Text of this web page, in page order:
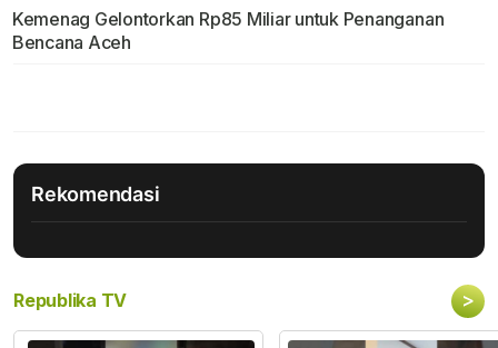
Kemenag Gelontorkan Rp85 Miliar untuk Penanganan
Bencana Aceh
Rekomendasi
Republika TV >